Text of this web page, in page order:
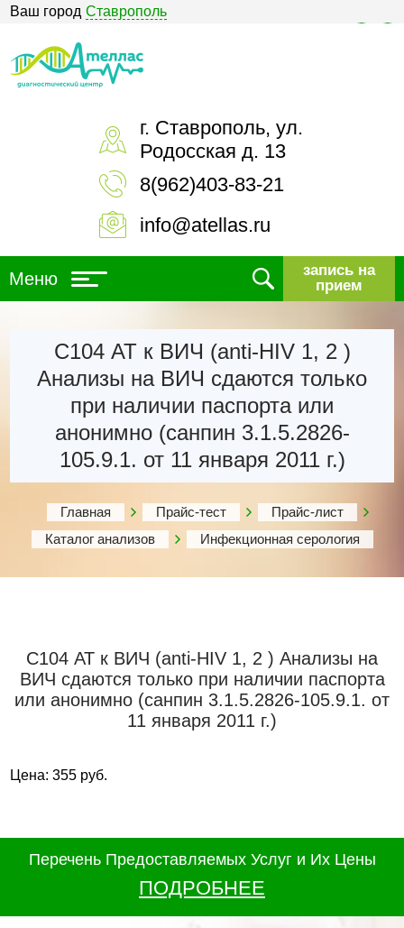
Ваш город Ставрополь
г. Ставрополь, ул.
Родосская д. 13
8(962)403-83-21
info@atellas.ru
Меню
запись на
прием
С104 АТ к ВИЧ (anti-HIV 1, 2 )
Анализы на ВИЧ сдаются только
при наличии паспорта или
анонимно (санпин 3.1.5.2826-
105.9.1. от 11 января 2011 г.)
Главная Прайс-тест
Прайс-лист
Каталог анализов
Инфекционная серология
С104 АТ к ВИЧ (anti-HIV 1, 2 ) Анализы на
ВИЧ сдаются только при наличии паспорта
или анонимно (санпин 3.1.5.2826-105.9.1. от
11 января 2011 г.)
Цена: 355 руб.
Перечень Предоставляемых Услуг и Их Цены
ПОДРОБНЕЕ